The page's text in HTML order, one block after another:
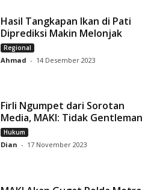
Hasil Tangkapan Ikan di Pati
Diprediksi Makin Melonjak
Regional
Ahmad - 14 Desember 2023
Firli Ngumpet dari Sorotan
Media, MAKI: Tidak Gentleman
Hukum
Dian - 17 November 2023